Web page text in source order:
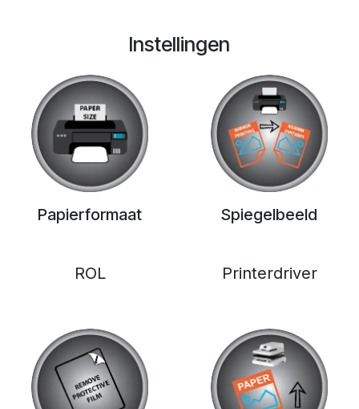
Instellingen
Papierformaat
ROL
Spiegelbeeld
Printerdriver